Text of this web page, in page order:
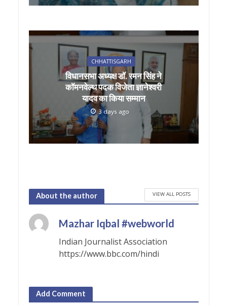
CHHATTISGARH
विधानसभा अध्यक्ष डॉ. रमन सिंह ने
कॉमनवेल्थ पदक विजेता ज्ञानेश्वरी
यादव का किया सम्मान
3 days ago
About the author VIEW ALL POSTS
Mazhar Iqbal #webworld
Indian Journalist Association
https://www.bbc.com/hindi
Add Comment